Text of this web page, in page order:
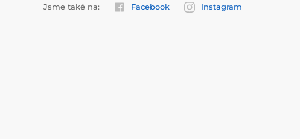
Jsme také na: Facebook Instagram